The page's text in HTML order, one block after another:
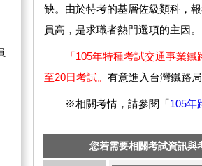
缺。由於特考的基層佐級類科，
員高，是求職者熱門選項的主因。
「105年特種考試交通事業
至20日考試。 有意進入台灣鐵路
※相關考情，請參閱「105年
您若需要相關考試資訊與